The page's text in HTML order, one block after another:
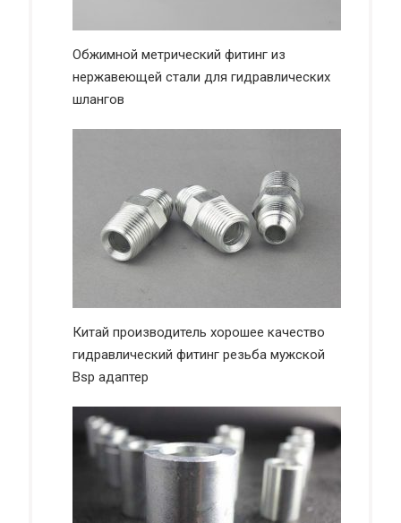
Обжимной метрический фитинг из
нержавеющей стали для гидравлических
шлангов
Китай производитель хорошее качество
гидравлический фитинг резьба мужской
Bsp адаптер